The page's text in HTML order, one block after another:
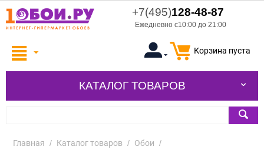
+7(495)128-48-87
Ежедневно с10:00 до 21:00
Корзина пуста
КАТАЛОГ ТОВАРОВ
Главная / Каталог товаров / Обои /